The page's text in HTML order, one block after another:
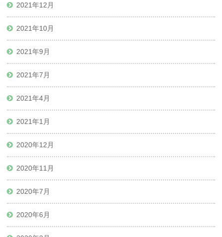
2021年12月
2021年10月
2021年9月
2021年7月
2021年4月
2021年1月
2020年12月
2020年11月
2020年7月
2020年6月